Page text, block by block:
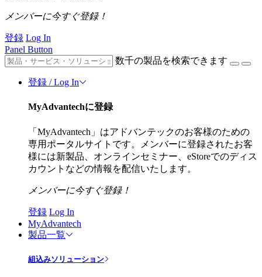
メンバーに今すぐ登録！
登録 Log In
Panel Button
数千の製品を検索できます
登録 / Log In
MyAdvantechに登録
「MyAdvantech」はアドバンテックのお客様のための
専用ポータルサイトです。メンバーに登録されたお客
様には新製品、オンラインセミナー、eStoreでのディス
カウントなどの情報を配信いたします。
メンバーに今すぐ登録！
登録 Log In
MyAdvantech
製品一覧
組込みソリューション